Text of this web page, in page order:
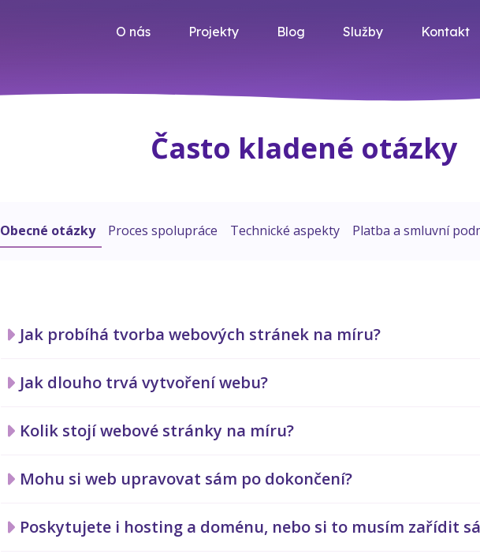
O nás Projekty Blog Služby Kontakt
Často kladené otázky
Obecné otázky Proces spolupráce Technické aspekty Platba a smluvní
Jak probíhá tvorba webových stránek na míru?
Jak dlouho trvá vytvoření webu?
Kolik stojí webové stránky na míru?
Mohu si web upravovat sám po dokončení?
Poskytujete i hosting a doménu, nebo si to musím zařídit